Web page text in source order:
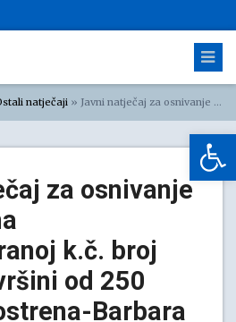
natječaji » Javni natječaj za osnivanje služnosti na novoformiranoj k.č. broj 1360 u površini od 250 m2 k.o. Kostrena-Barbara
za osnivanje
k.č. broj
od 250
Barbara